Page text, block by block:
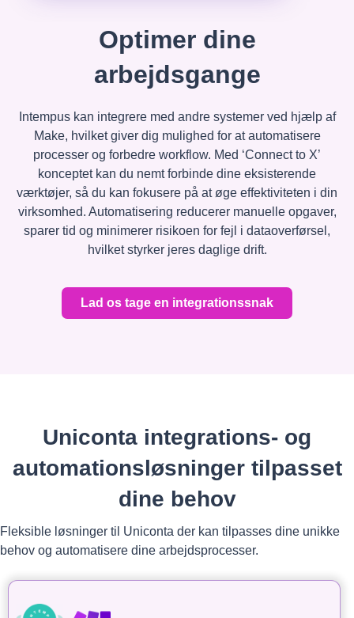
Optimer dine
arbejdsgange
Intempus kan integrere med andre systemer ved hjælp af
Make, hvilket giver dig mulighed for at automatisere
processer og forbedre workflow. Med ‘Connect to X’
konceptet kan du nemt forbinde dine eksisterende
værktøjer, så du kan fokusere på at øge effektiviteten i din
virksomhed. Automatisering reducerer manuelle opgaver,
sparer tid og minimerer risikoen for fejl i dataoverførsel,
hvilket styrker jeres daglige drift.
Lad os tage en integrationssnak
Uniconta integrations- og
automationsløsninger tilpasset
dine behov
Fleksible løsninger til Uniconta der kan tilpasses dine unikke
behov og automatisere dine arbejdsprocesser.